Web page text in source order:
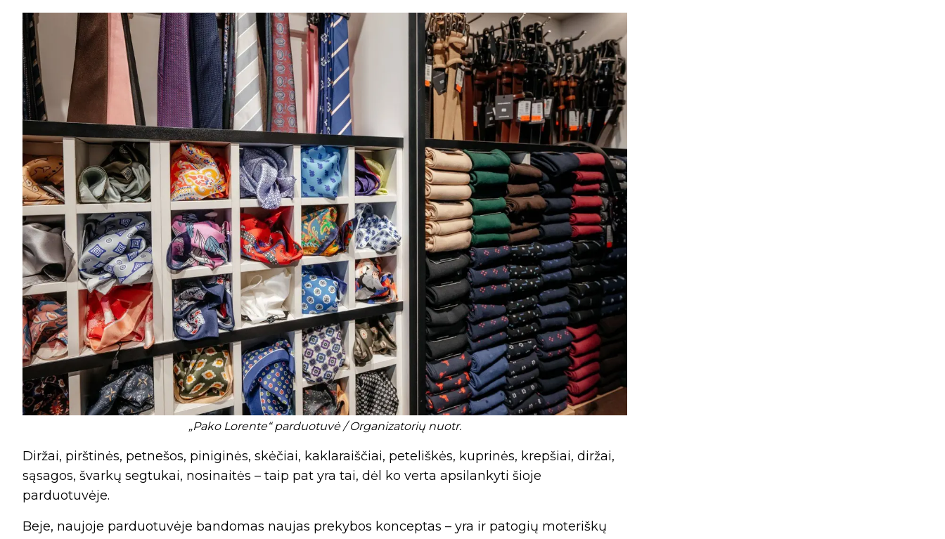
„Pako Lorente“ parduotuvė / Organizatorių nuotr.
Diržai, pirštinės, petnešos, piniginės, skėčiai, kaklaraiščiai, peteliškės, kuprinės, krepšiai, diržai,
sąsagos, švarkų segtukai, nosinaitės – taip pat yra tai, dėl ko verta apsilankyti šioje
parduotuvėje.
Beje, naujoje parduotuvėje bandomas naujas prekybos konceptas – yra ir patogių moteriškų